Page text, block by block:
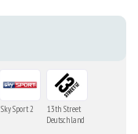
Sky Sport 2
13th Street
Deutschland